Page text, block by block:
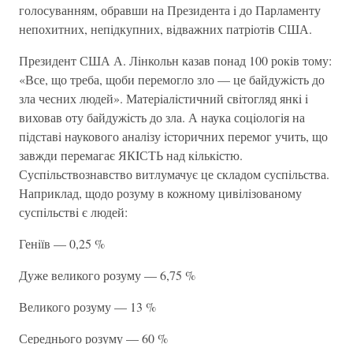
голосуванням, обравши на Президента i до Парламенту
непохитних, непiдкупних, вiдважних патрiотiв США.
Президент США А. Лiнкольн казав понад 100 рокiв тому:
«Все, що треба, щоби перемогло зло — це байдужiсть до
зла чесних людей». Матерiалiстичний свiтогляд янкi i
виховав оту байдужiсть до зла. А наука соцiологiя на
пiдставi наукового аналiзу iсторичних перемог учить, що
завжди перемагає ЯКIСТЬ над кiлькiстю.
Суспiльствознавство витлумачує це складом суспiльства.
Наприклад, щодо розуму в кожному цивiлiзованому
суспiльствi є людей:
Генiїв — 0,25 %
Дуже великого розуму — 6,75 %
Великого розуму — 13 %
Середнього розуму — 60 %